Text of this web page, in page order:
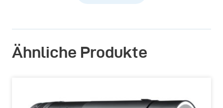
Ähnliche Produkte